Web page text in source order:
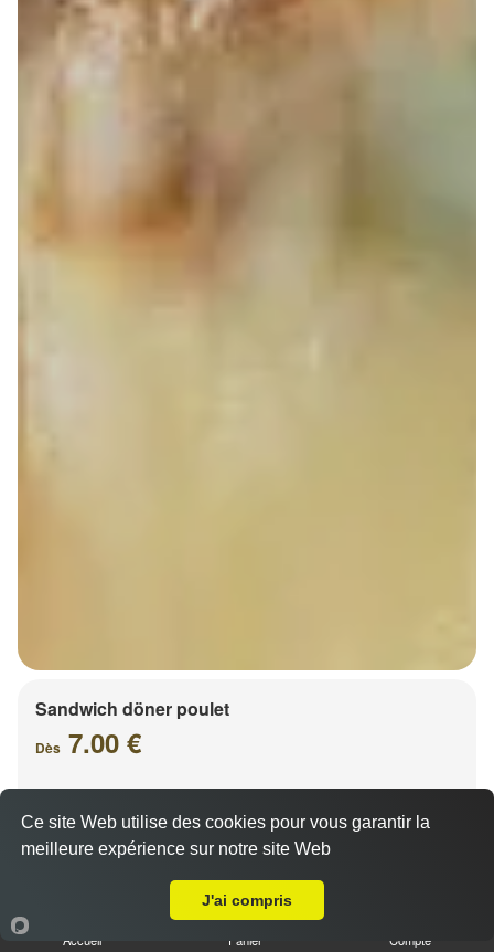
Sandwich döner poulet
Dès 7.00 €
Accueil Panier Compte
Ce site Web utilise des cookies pour vous garantir la
meilleure expérience sur notre site Web
J'ai compris